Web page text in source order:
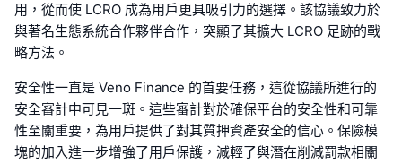
用，從而使 LCRO 成為用戶更具吸引力的選擇。該協議致力於
與著名生態系統合作夥伴合作，突顯了其擴大 LCRO 足跡的戰
略方法。
安全性一直是 Veno Finance 的首要任務，這從協議所進行的
安全審計中可見一斑。這些審計對於確保平台的安全性和可靠
性至關重要，為用戶提供了對其質押資產安全的信心。保險模
塊的加入進一步增強了用戶保護，減輕了與潛在削減罰款相關